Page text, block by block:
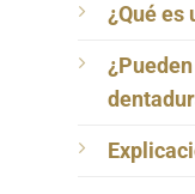
¿Qué es